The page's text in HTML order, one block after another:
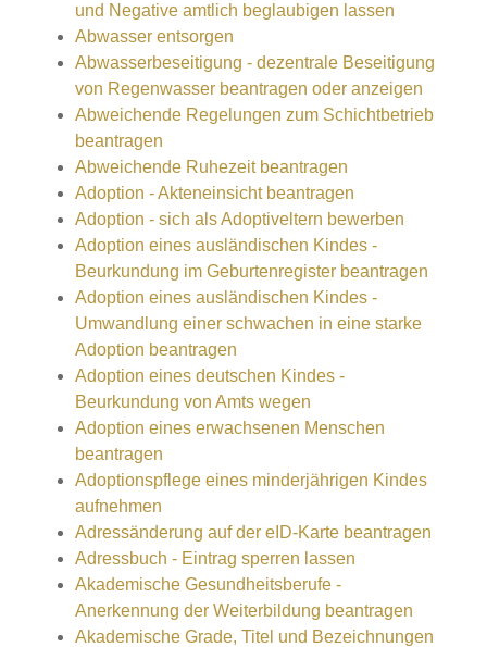
und Negative amtlich beglaubigen lassen
Abwasser entsorgen
Abwasserbeseitigung - dezentrale Beseitigung
von Regenwasser beantragen oder anzeigen
Abweichende Regelungen zum Schichtbetrieb
beantragen
Abweichende Ruhezeit beantragen
Adoption - Akteneinsicht beantragen
Adoption - sich als Adoptiveltern bewerben
Adoption eines ausländischen Kindes -
Beurkundung im Geburtenregister beantragen
Adoption eines ausländischen Kindes -
Umwandlung einer schwachen in eine starke
Adoption beantragen
Adoption eines deutschen Kindes -
Beurkundung von Amts wegen
Adoption eines erwachsenen Menschen
beantragen
Adoptionspflege eines minderjährigen Kindes
aufnehmen
Adressänderung auf der eID-Karte beantragen
Adressbuch - Eintrag sperren lassen
Akademische Gesundheitsberufe -
Anerkennung der Weiterbildung beantragen
Akademische Grade, Titel und Bezeichnungen